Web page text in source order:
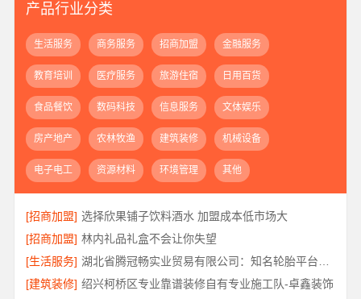
产品行业分类
生活服务 商务服务 招商加盟 金融服务
教育培训 医疗服务 旅游住宿 日用百货
食品餐饮 数码科技 信息服务 文体娱乐
房产地产 农林牧渔 建筑装修 机械设备
电子电工 资源材料 环境管理 其他
[招商加盟] 选择欣果铺子饮料酒水 加盟成本低市场大
[招商加盟] 林内礼品礼盒不会让你失望
[生活服务]
[建筑装修] 绍兴柯桥区专业靠谱装修自有专业施工队-卓鑫装饰